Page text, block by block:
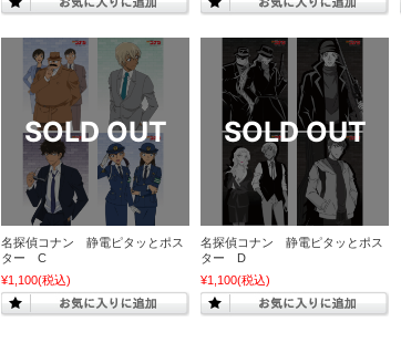
名探偵コナン 静電ピタッとポス
ター C
¥1,100(税込)
名探偵コナン 静電ピタッとポス
ター D
¥1,100(税込)